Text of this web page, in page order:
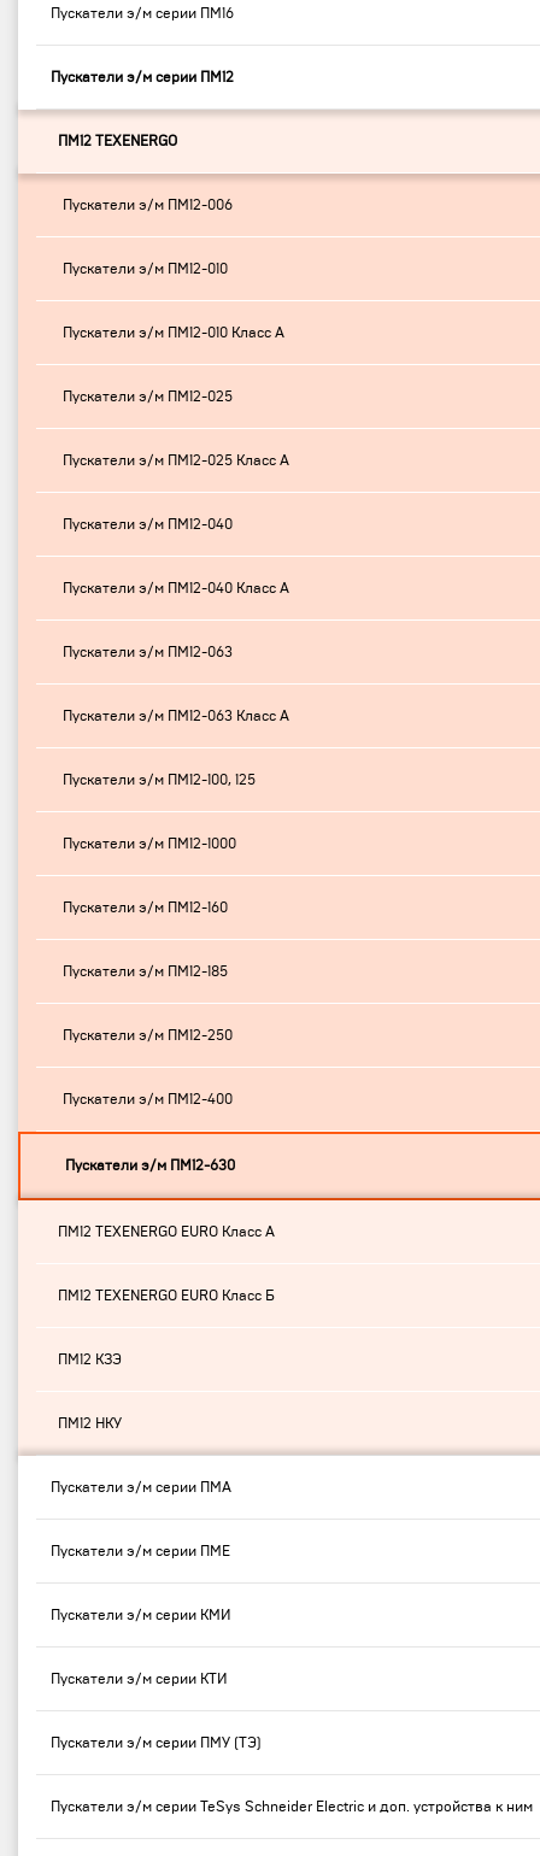
Пускатели э/м серии ПМ16
Пускатели э/м серии ПМ12
ПМ12 TEXENERGO
Пускатели э/м ПМ12-006
Пускатели э/м ПМ12-010
Пускатели э/м ПМ12-010 Класс А
Пускатели э/м ПМ12-025
Пускатели э/м ПМ12-025 Класс А
Пускатели э/м ПМ12-040
Пускатели э/м ПМ12-040 Класс А
Пускатели э/м ПМ12-063
Пускатели э/м ПМ12-063 Класс А
Пускатели э/м ПМ12-100, 125
Пускатели э/м ПМ12-1000
Пускатели э/м ПМ12-160
Пускатели э/м ПМ12-185
Пускатели э/м ПМ12-250
Пускатели э/м ПМ12-400
Пускатели э/м ПМ12-630
ПМ12 TEXENERGO EURO Класс А
ПМ12 TEXENERGO EURO Класс Б
ПМ12 КЗЭ
ПМ12 НКУ
Пускатели э/м серии ПМА
Пускатели э/м серии ПМЕ
Пускатели э/м серии КМИ
Пускатели э/м серии КТИ
Пускатели э/м серии ПМУ (ТЭ)
Пускатели э/м серии TeSys Schneider Electric и доп. устройства к ним